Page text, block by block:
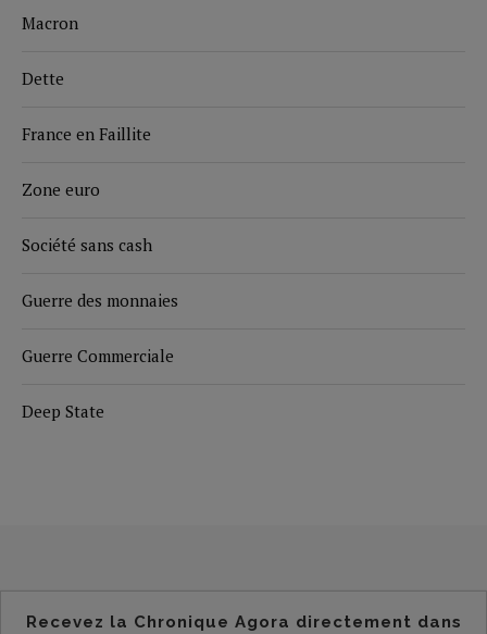
Macron
Dette
France en Faillite
Zone euro
Société sans cash
Guerre des monnaies
Guerre Commerciale
Deep State
Recevez la Chronique Agora directement dans